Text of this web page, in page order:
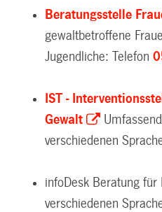
Beratungsstelle
gewaltbetroffene
Jugendliche: Telefon
IST -
Gewalt
verschiedenen
infoDesk Beratung
verschiedenen